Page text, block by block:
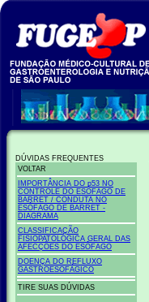
DÚVIDAS FREQUENTES
VOLTAR
IMPORTÂNCIA DO p53 NO
CONTROLE DO ESÔFAGO DE
BARRET / CONDUTA NO
ESÔFAGO DE BARRET -
DIAGRAMA
CLASSIFICAÇÃO
FISIOPATOLÓGICA GERAL DAS
AFECÇÕES DO ESÔFAGO
DOENÇA DO REFLUXO
GASTROESOFÁGICO
TIRE SUAS DÚVIDAS